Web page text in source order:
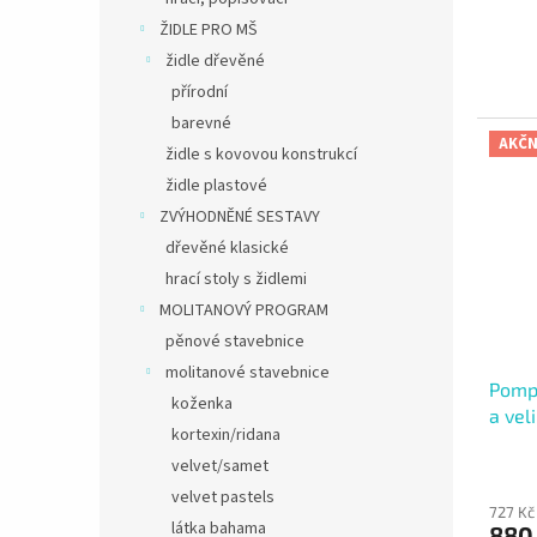
ŽIDLE PRO MŠ
židle dřevěné
přírodní
barevné
židle s kovovou konstrukcí
židle plastové
ZVÝHODNĚNÉ SESTAVY
dřevěné klasické
hrací stoly s židlemi
MOLITANOVÝ PROGRAM
pěnové stavebnice
molitanové stavebnice
koženka
kortexin/ridana
velvet/samet
velvet pastels
látka bahama
a
727